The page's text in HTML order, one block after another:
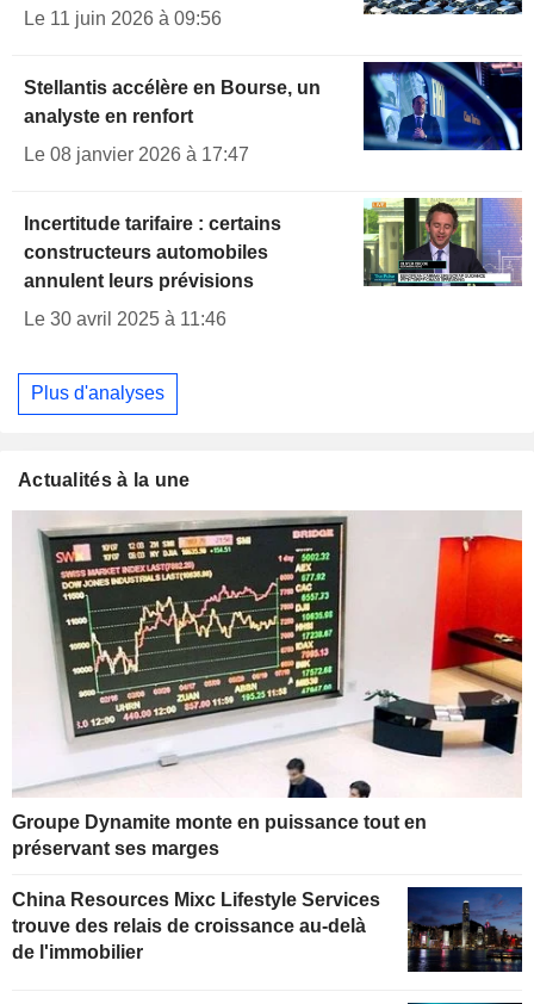
Le 11 juin 2026 à 09:56
Stellantis accélère en Bourse, un
analyste en renfort
Le 08 janvier 2026 à 17:47
Incertitude tarifaire : certains
constructeurs automobiles
annulent leurs prévisions
Le 30 avril 2025 à 11:46
Plus d'analyses
Actualités à la une
Groupe Dynamite monte en puissance tout en
préservant ses marges
China Resources Mixc Lifestyle Services
trouve des relais de croissance au-delà
de l'immobilier